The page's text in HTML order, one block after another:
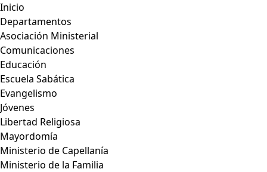
Inicio
Departamentos
Asociación Ministerial
Comunicaciones
Educación
Escuela Sabática
Evangelismo
Jóvenes
Libertad Religiosa
Mayordomía
Ministerio de Capellanía
Ministerio de la Familia